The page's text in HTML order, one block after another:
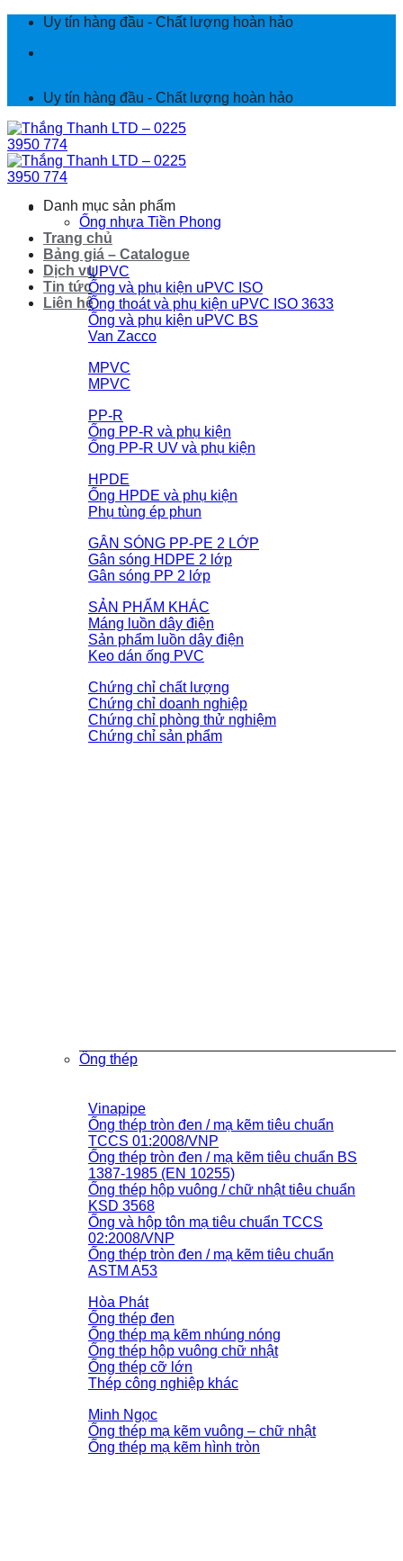
ChuyểnUy tín hàng đầu - Chất lượng hoàn hảo
Uy tín hàng đầu - Chất lượng hoàn hảo
Trang chủ
Bảng giá – Catalogue
Dịch vụ
Tin tức
Liên hệ
Danh mục sản phẩm
Ống nhựa Tiền Phong
UPVC
Ống và phụ kiện uPVC ISO
Ống thoát và phụ kiện uPVC ISO 3633
Ống và phụ kiện uPVC BS
Van Zacco
MPVC
MPVC
PP-R
Ống PP-R và phụ kiện
Ống PP-R UV và phụ kiện
HPDE
Ống HPDE và phụ kiện
Phụ tùng ép phun
GÂN SÓNG PP-PE 2 LỚP
Gân sóng HDPE 2 lớp
Gân sóng PP 2 lớp
SẢN PHẨM KHÁC
Máng luồn dây điện
Sản phẩm luồn dây điện
Keo dán ống PVC
Chứng chỉ chất lượng
Chứng chỉ doanh nghiệp
Chứng chỉ phòng thử nghiệm
Chứng chỉ sản phẩm
Ống thép
Vinapipe
Ống thép tròn đen / mạ kẽm tiêu chuẩn
TCCS 01:2008/VNP
Ống thép tròn đen / mạ kẽm tiêu chuẩn BS
1387-1985 (EN 10255)
Ống thép hộp vuông / chữ nhật tiêu chuẩn
KSD 3568
Ống và hộp tôn mạ tiêu chuẩn TCCS
02:2008/VNP
Ống thép tròn đen / mạ kẽm tiêu chuẩn
ASTM A53
Hòa Phát
Ống thép đen
Ống thép mạ kẽm nhúng nóng
Ống thép hộp vuông chữ nhật
Ống thép cỡ lớn
Thép công nghiệp khác
Minh Ngọc
Ống thép mạ kẽm vuông – chữ nhật
Ống thép mạ kẽm hình tròn